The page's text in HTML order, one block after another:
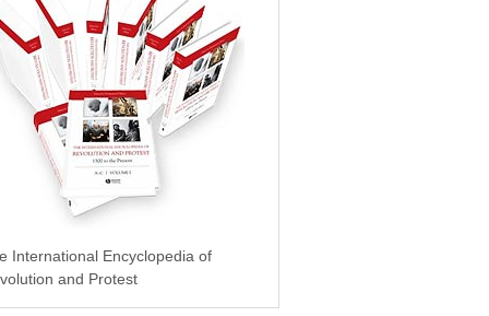
International Encyclopedia of
and Protest